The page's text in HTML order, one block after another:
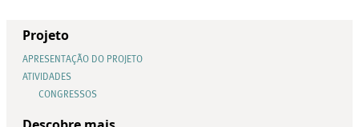
Projeto
APRESENTAÇÃO DO PROJETO
ATIVIDADES
CONGRESSOS